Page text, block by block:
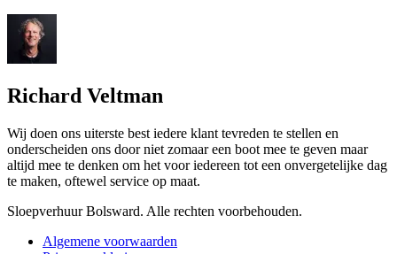
Richard Veltman
Wij doen ons uiterste best iedere klant tevreden te stellen en
onderscheiden ons door niet zomaar een boot mee te geven maar
altijd mee te denken om het voor iedereen tot een onvergetelijke dag
te maken, oftewel service op maat.
Sloepverhuur Bolsward. Alle rechten voorbehouden.
Algemene voorwaarden